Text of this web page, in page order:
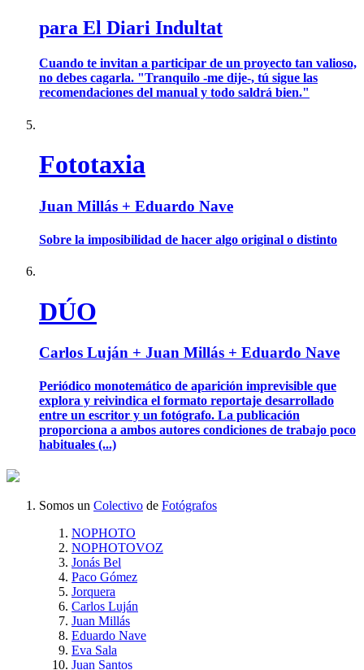
para El Diari Indultat
Cuando te invitan a participar de un proyecto tan valioso,
no debes cagarla. "Tranquilo -me dije-, tú sigue las
recomendaciones del manual y todo saldrá bien."
Fototaxia
Juan Millás + Eduardo Nave
Sobre la imposibilidad de hacer algo original o distinto
DÚO
Carlos Luján + Juan Millás + Eduardo Nave
Periódico monotemático de aparición imprevisible que
explora y reivindica el formato reportaje desarrollado
entre un escritor y un fotógrafo. La publicación
proporciona a ambos autores condiciones de trabajo poco
habituales (...)
Somos un Colectivo de Fotógrafos
NOPHOTO
NOPHOTOVOZ
Jonás Bel
Paco Gómez
Jorquera
Carlos Luján
Juan Millás
Eduardo Nave
Eva Sala
Juan Santos